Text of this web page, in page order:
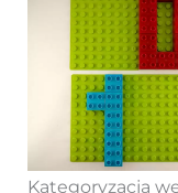
Kategoryzacja